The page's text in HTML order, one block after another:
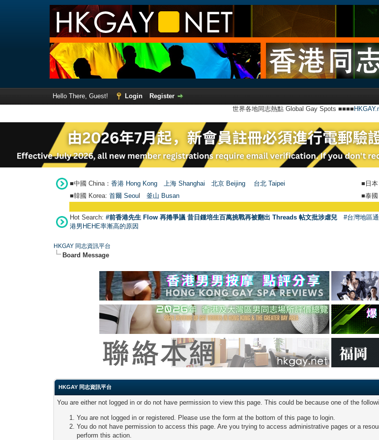
Hello There, Guest! Login
Register
世界各地同志熱點 Global Gay Spots ■■■■
■中國 China： 香港 Hong Kong 上海 Shanghai 北京 Beijing 台北 Taipei ■日本
■韓國 Korea: 首爾 Seou 釜山 Busan ■泰國
Hot Search: #前香港先生 Flow 再捲爭議 昔日鍾培生百萬挑戰再被翻出 Threads 帖文批涉虐兒 #台灣地區
港男HEHE率漸高的原因
HKGAY 同志資訊平台
Board Message
HKGAY 同志資訊平台
You are either not logged in or do not have permission to view this page. This could be because one of the
You are not logged in or registered. Please use the form at the bottom of this page to login.
You do not have permission to access this page. Are you trying to access administrative pages or a
perform this action.